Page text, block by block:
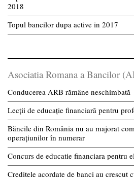
2018
Topul bancilor dupa active in 2017
Asociatia Romana a Bancilor
Conducerea ARB rămâne neschimbată
Lecții de educație financiară pentru
Băncile din România nu au majorat
operațiunilor în numerar
Concurs de educatie financiara pentru
Creditele acordate de banci au crescut